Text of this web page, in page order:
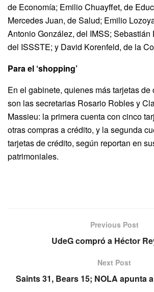
de Economía; Emilio Chuayffet, de
Mercedes Juan, de Salud; Emilio
Antonio González, del IMSS; Sebastián
del ISSSTE; y David Korenfeld, de la
Para el ‘shopping’
En el gabinete, quienes más tarjetas de
son las secretarias Rosario Robles y
Massieu: la primera cuenta con cinco
otras compras a crédito, y la segunda
tarjetas de crédito, según reportan en
patrimoniales.
Previous Post
UdeG compró a Héctor
Next Post
Saints 31, Bears 15; NOLA apunta